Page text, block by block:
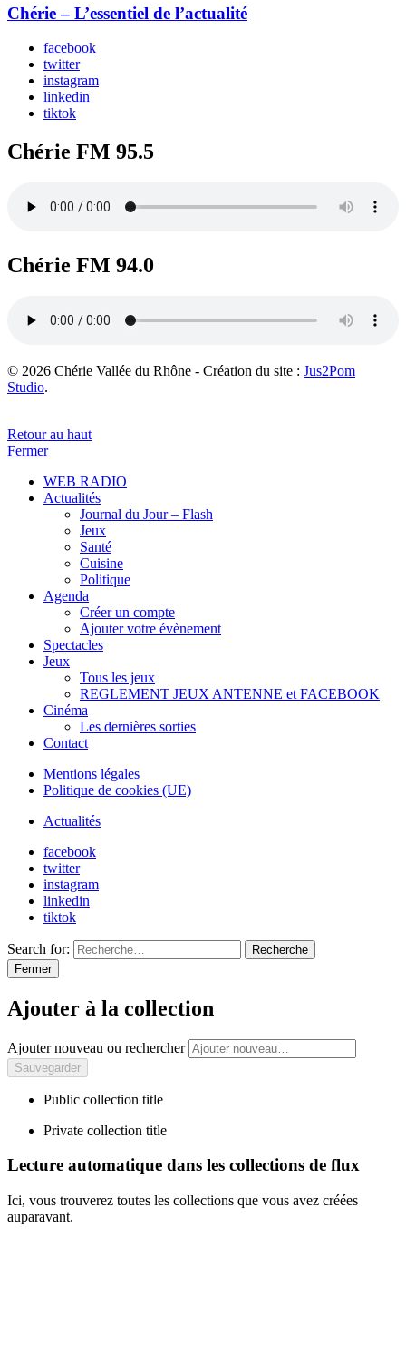
Chérie – L’essentiel de l’actualité
facebook
twitter
instagram
linkedin
tiktok
Chérie FM 95.5
Chérie FM 94.0
© 2026 Chérie Vallée du Rhône - Création du site : Jus2Pom
Studio.
Retour au haut
Fermer
WEB RADIO
Actualités
Journal du Jour – Flash
Jeux
Santé
Cuisine
Politique
Agenda
Créer un compte
Ajouter votre évènement
Spectacles
Jeux
Tous les jeux
REGLEMENT JEUX ANTENNE et FACEBOOK
Cinéma
Les dernières sorties
Contact
Mentions légales
Politique de cookies (UE)
Actualités
facebook
twitter
instagram
linkedin
tiktok
Search for:
Recherche
Fermer
Ajouter à la collection
Ajouter nouveau ou rechercher
Public collection title
Private collection title
Lecture automatique dans les collections de flux
Ici, vous trouverez toutes les collections que vous avez créées
auparavant.